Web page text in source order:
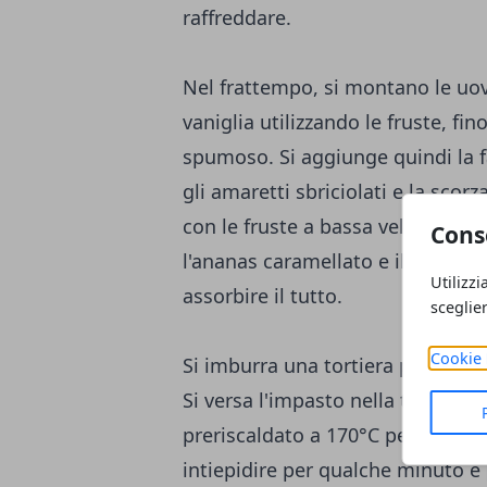
Cookie
raffreddare.
Nel frattempo, si montano le
vaniglia utilizzando le fruste,
spumoso. Si aggiunge quindi
gli amaretti sbriciolati e la
con le fruste a bassa velocità,
l'ananas caramellato e il burro
assorbire il tutto.
Si imburra una tortiera per
Si versa l'impasto nella tortiera
preriscaldato a 170°C per circa
intiepidire per qualche minuto e